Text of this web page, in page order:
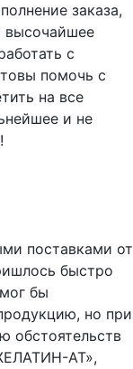
заказа,
высочайшее
с
помочь с
на все
и не
поставками от
быстро
бы
но при
обстоятельств
АТ»,